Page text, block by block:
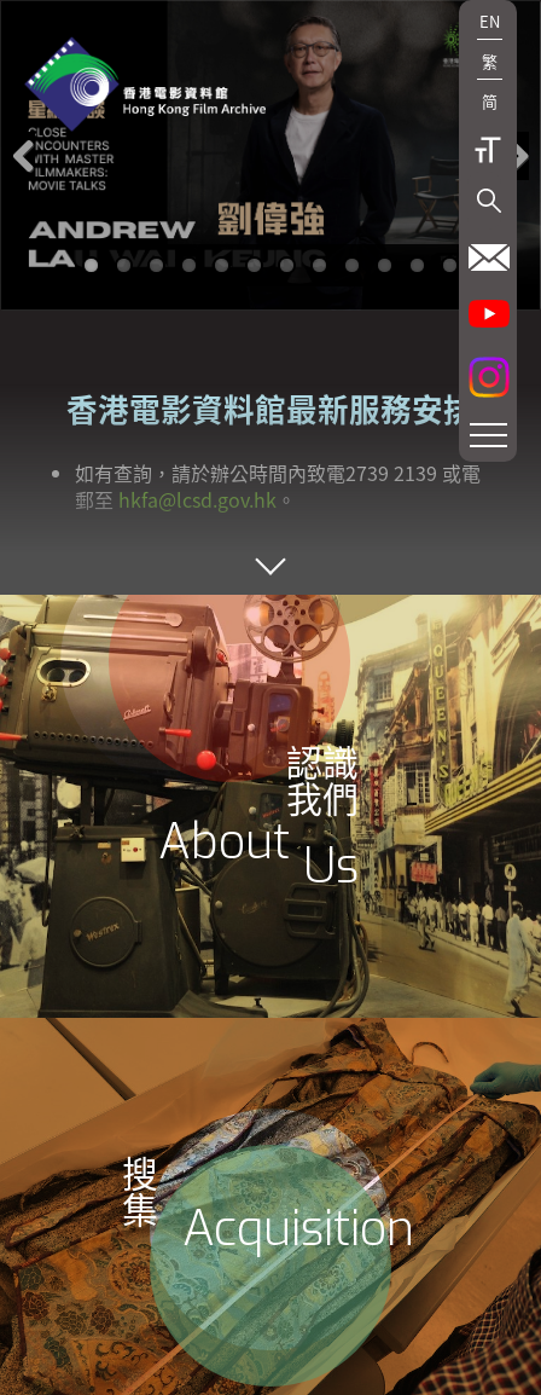
EN
繁
简
Previous Next
香港電影資料館最新服務安排
如有查詢，請於辦公時間內致電2739 2139 或電
郵至 hkfa@lcsd.gov.hk 。
認識
我們
About Us
搜
集 Acquisition